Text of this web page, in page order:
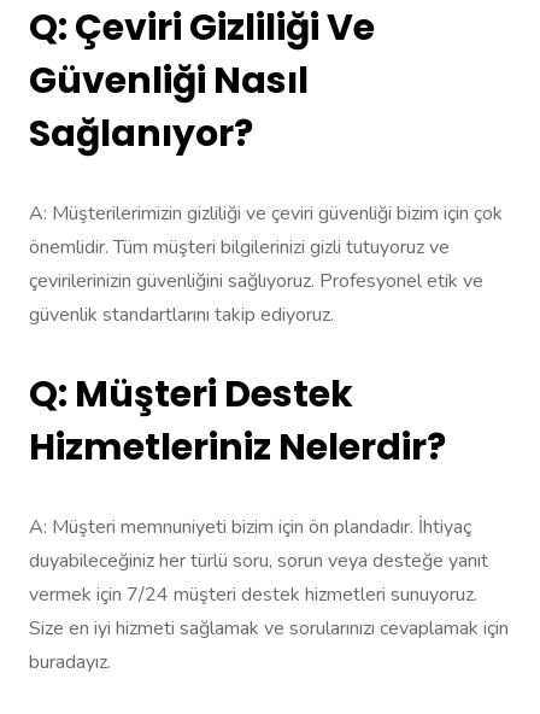
Q: Çeviri Gizliliği Ve
Güvenliği Nasıl
Sağlanıyor?
A: Müşterilerimizin gizliliği ve çeviri güvenliği bizim için çok
önemlidir. Tüm müşteri bilgilerinizi gizli tutuyoruz ve
çevirilerinizin güvenliğini sağlıyoruz. Profesyonel etik ve
güvenlik standartlarını takip ediyoruz.
Q: Müşteri Destek
Hizmetleriniz Nelerdir?
A: Müşteri memnuniyeti bizim için ön plandadır. İhtiyaç
duyabileceğiniz her türlü soru, sorun veya desteğe yanıt
vermek için 7/24 müşteri destek hizmetleri sunuyoruz.
Size en iyi hizmeti sağlamak ve sorularınızı cevaplamak için
buradayız.